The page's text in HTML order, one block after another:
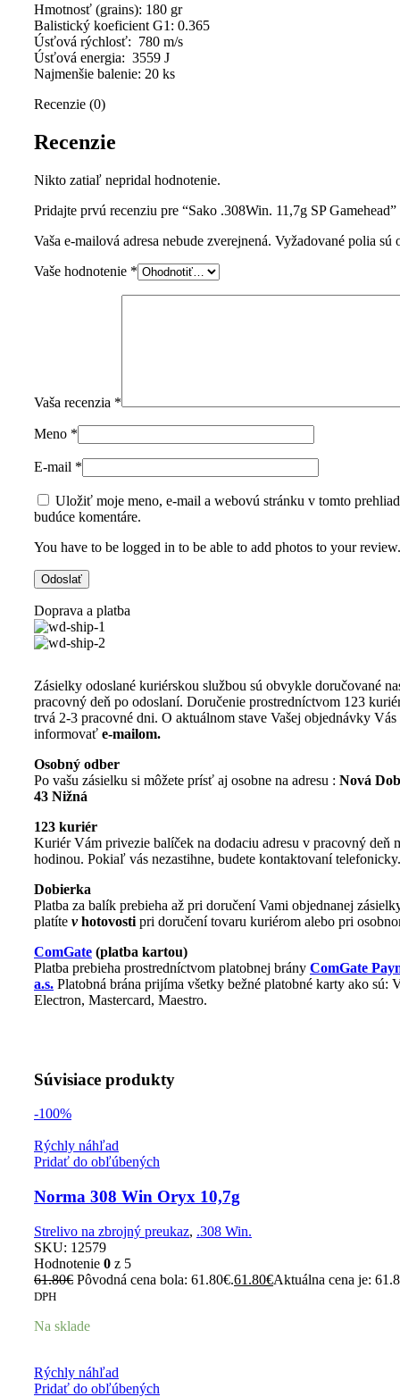
Hmotnosť (grains): 180 gr
Balistický koeficient G1: 0.365
Úsťová rýchlosť: 780 m/s
Úsťová energia: 3559 J
Najmenšie balenie: 20 ks
Recenzie (0)
Recenzie
Nikto zatiaľ nepridal hodnotenie.
Pridajte prvú recenziu pre “Sako .308Win. 11,7g SP Gamehead”
Vaša e-mailová adresa nebude zverejnená. Vyžadované polia sú
Vaše hodnotenie *
Vaša recenzia *
Meno *
E-mail *
Uložiť moje meno, e-mail a webovú stránku v tomto
budúce komentáre.
You have to be logged in to be able to add photos to your review.
Doprava a platba
Zásielky odoslané kuriérskou službou sú obvykle doručované
pracovný deň po odoslaní. Doručenie prostredníctvom 123
trvá 2-3 pracovné dni. O aktuálnom stave Vašej objednávky Vás
informovať e-mailom.
Osobný odber
Po vašu zásielku si môžete prísť aj osobne na adresu : Nová
43 Nižná
123 kuriér
Kuriér Vám privezie balíček na dodaciu adresu v pracovný deň
hodinou. Pokiaľ vás nezastihne, budete kontaktovaní telefonicky.
Dobierka
Platba za balík prebieha až pri doručení Vami objednanej
platíte vhotovosti pri doručení tovaru kuriérom alebo pri
ComGate (platba kartou)
Platba prebieha prostredníctvom platobnej brány ComGate
a.s. Platobná brána prijíma všetky bežné platobné karty ako
Electron, Mastercard, Maestro.
Súvisiace produkty
-100%
Rýchly náhľad
Pridať do obľúbených
Norma 308 Win Oryx 10,7g
Strelivo na zbrojný preukaz, .308 Win.
SKU: 12579
Hodnotenie 0 z 5
61.80€ Pôvodná cena bola: 61.80€.61.80€Aktuálna cena je:
DPH
Na sklade
Rýchly náhľad
Pridať do obľúbených